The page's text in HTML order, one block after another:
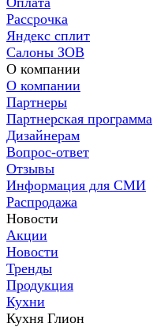
Рассрочка
Яндекс сплит
Салоны ЗОВ
О компании
О компании
Партнеры
Партнерская программа
Дизайнерам
Вопрос-ответ
Отзывы
Информация для СМИ
Распродажа
Новости
Акции
Новости
Тренды
Продукция
Кухни
Кухня Глион